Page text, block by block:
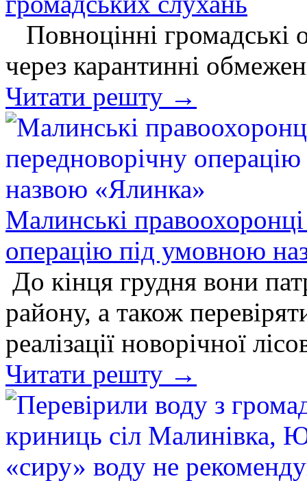
Повноцінні громадські
через карантинні
Читати решту →
Малинські
операцію під умовною
До кінця грудня вони
району, а також
реалізації новорічної
Читати решту →